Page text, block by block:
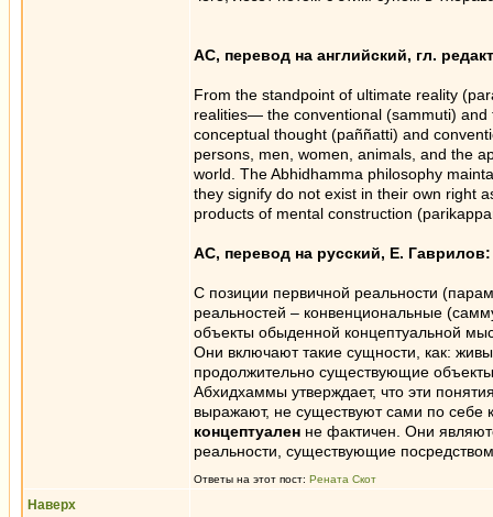
АС, перевод на английский, гл.
From the standpoint of ultimate reality
realities— the conventional (sammuti)
conceptual thought (paññatti) and
persons, men, women, animals, and the
world. The Abhidhamma philosophy
they signify do not exist in their own right
products of mental construction
АС, перевод на русский, Е. Гаврилов:
С позиции первичной реальности
реальностей – конвенциональные
объекты обыденной концептуальной
Они включают такие сущности, как:
продолжительно существующие
Абхидхаммы утверждает, что эти
выражают, не существуют сами по себе
концептуален не фактичен. Они
реальности, существующие
Ответы на этот пост: Рената Скот
Наверх